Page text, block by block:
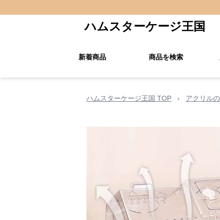
ハムスターケージ王国
新着商品 商品を検索
ハムスターケージ王国 TOP › アクリル